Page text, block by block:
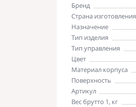
Бренд
Страна изготовления
Назначение
Тип изделия
Тип управления
Цвет
Материал корпуса
Поверхность
Артикул
Вес брутто 1, кг